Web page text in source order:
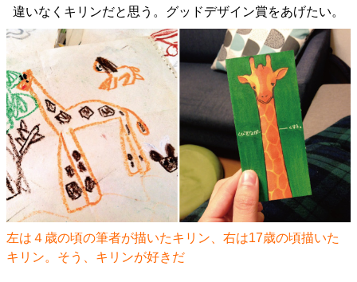
違いなくキリンだと思う。グッドデザイン賞をあげたい。
左は４歳の頃の筆者が描いたキリン、右は17歳の頃描いた
キリン。そう、キリンが好きだ